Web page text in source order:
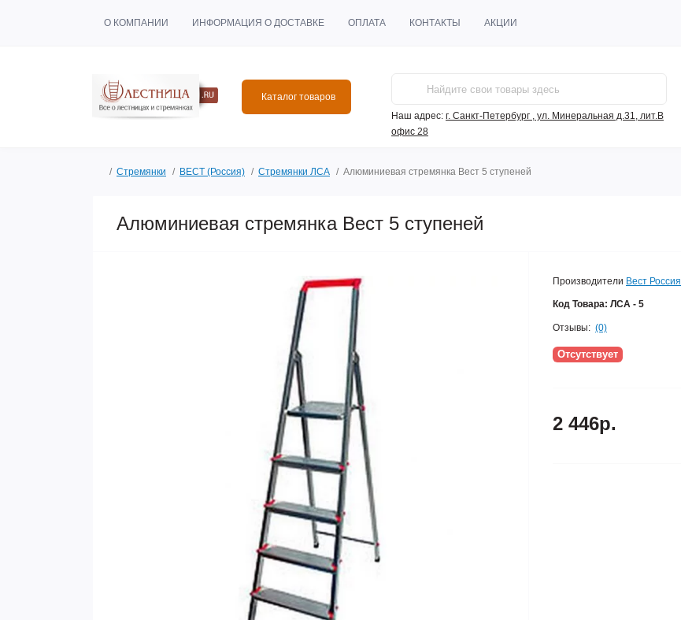
О КОМПАНИИ ИНФОРМАЦИЯ О ДОСТАВКЕ ОПЛАТА КОНТАКТЫ АКЦИИ
Каталог товаров
Наш адрес: г. Санкт-Петербург , ул. Минеральная д.31, лит.В
офис 28
Стремянки ВЕСТ (Россия) Стремянки ЛСА Алюминиевая стремянка Вест 5 ступеней
Алюминиевая стремянка Вест 5 ступеней
Производители Вест Россия
Код Товара: ЛСА - 5
Отзывы: (0)
Отсутствует
2 446р.